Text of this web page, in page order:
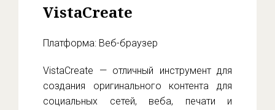
VistaCreate
Платформа: Веб-браузер
VistaCreate — отличный инструмент для
создания оригинального контента для
социальных сетей, веба, печати и